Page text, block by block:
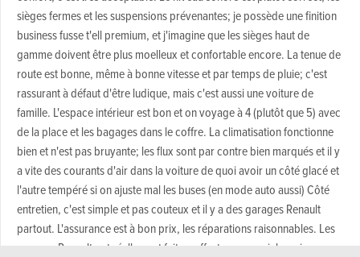
sièges fermes et les suspensions prévenantes; je possède une finition
business fusse t'ell premium, et j'imagine que les sièges haut de
gamme doivent être plus moelleux et confortable encore. La tenue de
route est bonne, même à bonne vitesse et par temps de pluie; c'est
rassurant à défaut d'être ludique, mais c'est aussi une voiture de
famille. L'espace intérieur est bon et on voyage à 4 (plutôt que 5) avec
de la place et les bagages dans le coffre. La climatisation fonctionne
bien et n'est pas bruyante; les flux sont par contre bien marqués et il y
a vite des courants d'air dans la voiture de quoi avoir un côté glacé et
l'autre tempéré si on ajuste mal les buses (en mode auto aussi) Côté
entretien, c'est simple et pas couteux et il y a des garages Renault
partout. L'assurance est à bon prix, les réparations raisonnables. Les
garages Renault ont réellement fait un effort commercial au niveau